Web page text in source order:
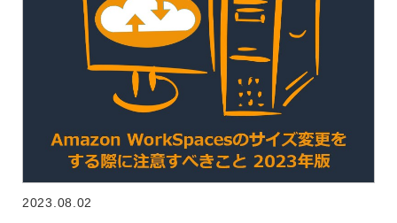
2023.08.02